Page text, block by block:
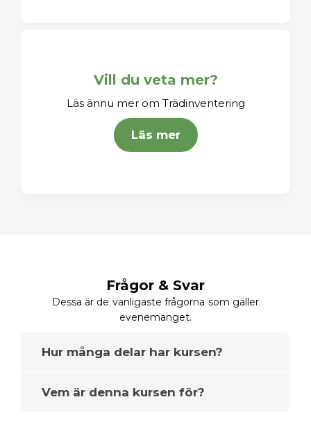
Vill du veta mer?
Läs ännu mer om Trädinventering
Läs mer
Frågor & Svar
Dessa är de vanligaste frågorna som gäller
evenemanget.
Hur många delar har kursen?
Vem är denna kursen för?